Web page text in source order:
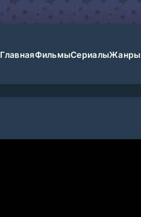
ГлавнаяФильмыСериалыЖанры